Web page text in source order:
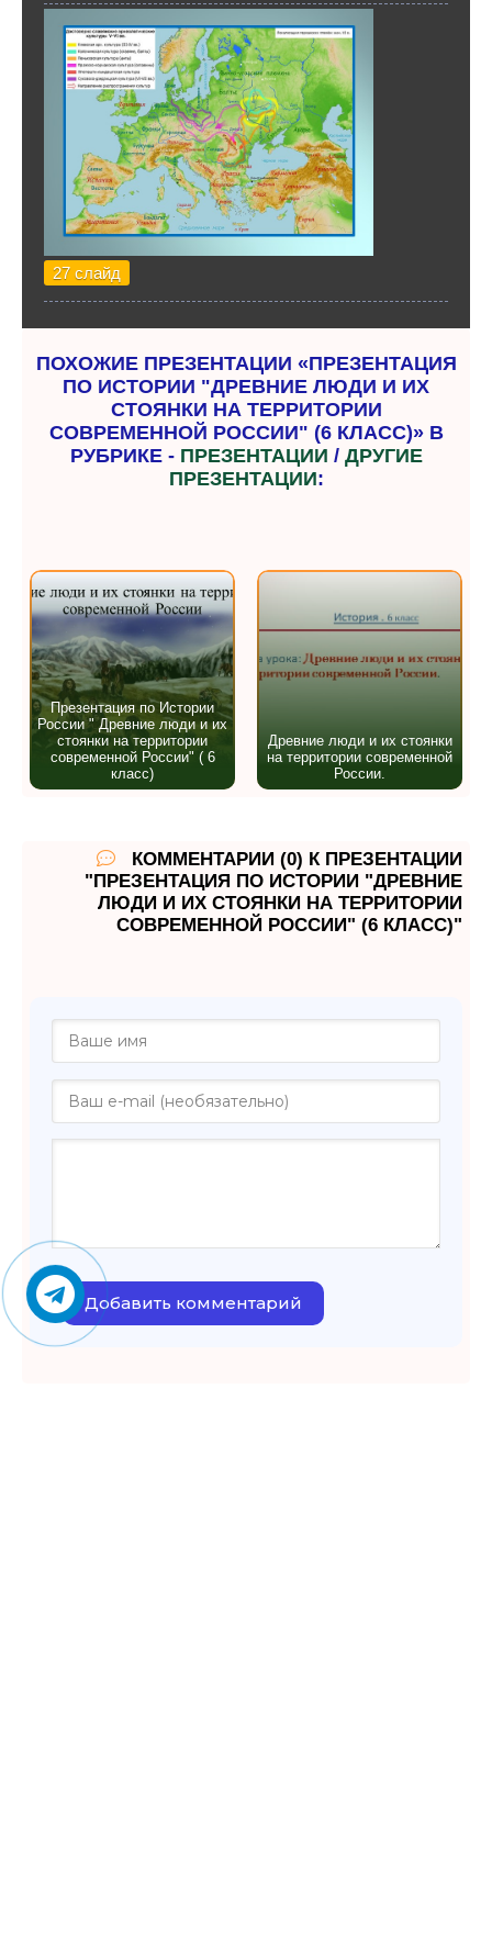
27 слайд
ПОХОЖИЕ ПРЕЗЕНТАЦИИ «ПРЕЗЕНТАЦИЯ
ПО ИСТОРИИ "ДРЕВНИЕ ЛЮДИ И ИХ
СТОЯНКИ НА ТЕРРИТОРИИ
СОВРЕМЕННОЙ РОССИИ" (6 КЛАСС)» В
РУБРИКЕ - ПРЕЗЕНТАЦИИ / ДРУГИЕ
ПРЕЗЕНТАЦИИ:
Презентация по Истории
России " Древние люди и их
стоянки на территории
современной России" ( 6
класс)
Древние люди и их стоянки
на территории современной
России.
КОММЕНТАРИИ (0) К ПРЕЗЕНТАЦИИ
"ПРЕЗЕНТАЦИЯ ПО ИСТОРИИ "ДРЕВНИЕ
ЛЮДИ И ИХ СТОЯНКИ НА ТЕРРИТОРИИ
СОВРЕМЕННОЙ РОССИИ" (6 КЛАСС)"
Добавить комментарий